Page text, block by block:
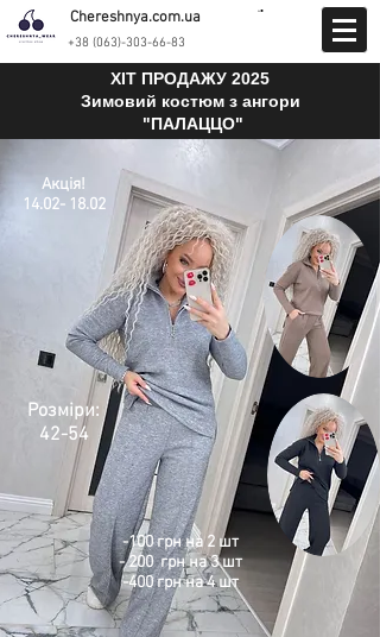
Chereshnya.com.ua
+38 (063)-303-66-83
ХІТ ПРОДАЖУ 2025
Зимовий костюм з ангори
"ПАЛАЦЦО"
Акція!
14.02- 18.02
Розміри:
42-54
-100 грн на 2 шт
- 200 грн на 3 шт
-400 грн на 4 шт